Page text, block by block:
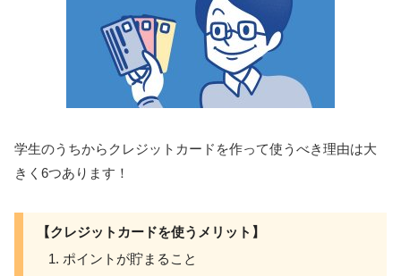
学生のうちからクレジットカードを作って使うべき理由は大
きく6つあります！
【クレジットカードを使うメリット】
ポイントが貯まること